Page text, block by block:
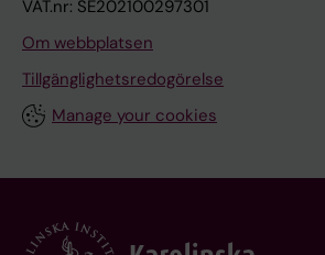
VAT.nr: SE202100297301
Om webbplatsen
Tillgänglighetsredogörelse
Manage your cookies